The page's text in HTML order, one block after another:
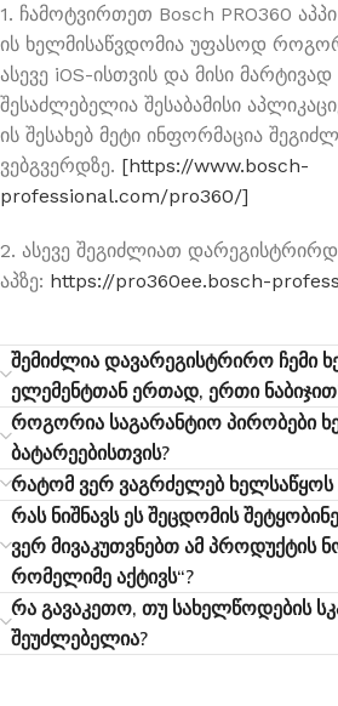
1. ჩამოტვირთეთ Bosch PRO360
ის ხელმისაწვდომია უფასოდ
ასევე iOS-ისთვის და მისი
შესაძლებელია შესაბამისი
ის შესახებ მეტი ინფორმაცია
ვებგვერდზე. [https://www.bosch-
professional.com/pro360/]
2. ასევე შეგიძლიათ
აპზე: https://pro360ee.bosch-
შემიძლია დავარეგისტრირო ჩემი
ელემენტთან ერთად, ერთი
როგორია საგარანტიო პირობები
ბატარეებისთვის?
რატომ ვერ ვაგრძელებ ხელსაწყოს
რას ნიშნავს ეს შეცდომის
ვერ მივაკუთვნებთ ამ პროდუქტის
რომელიმე აქტივს“?
რა გავაკეთო, თუ სახელწოდების
შეუძლებელია?